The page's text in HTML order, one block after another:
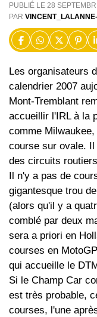
PUBLIÉ LE 28
PAR
Les organisateurs
calendrier 2007
Mont-Tremblant
accueillir l'IRL à la
comme
course sur ovale.
des circuits
Il n'y a pas de
gigantesque trou
(alors qu'il y a
comblé par deux
sera a priori en
courses en
qui accueille le
Si le Champ Car
est très probable,
courses, l'une